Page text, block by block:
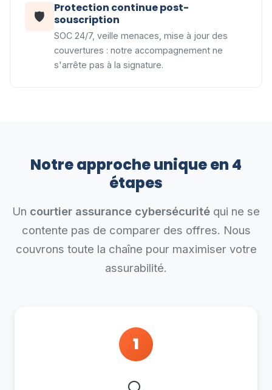
🛡
Protection continue post-
souscription
SOC 24/7, veille menaces, mise à jour des
couvertures : notre accompagnement ne
s'arrête pas à la signature.
Notre approche unique en 4
étapes
Un courtier assurance cybersécurité qui ne se
contente pas de comparer des offres. Nous
couvrons toute la chaîne pour maximiser votre
assurabilité.
1